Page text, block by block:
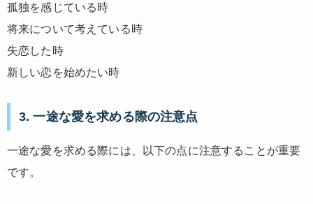
孤独を感じている時
将来について考えている時
失恋した時
新しい恋を始めたい時
3. 一途な愛を求める際の注意点
一途な愛を求める際には、以下の点に注意することが重要
です。